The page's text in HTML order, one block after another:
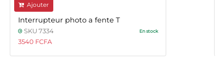
Ajouter
Interrupteur photo a fente T
SKU 7334 En stock
3540 FCFA